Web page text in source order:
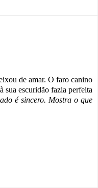
de amar. O faro canino
sua escuridão fazia perfeita
é sincero. Mostra o que